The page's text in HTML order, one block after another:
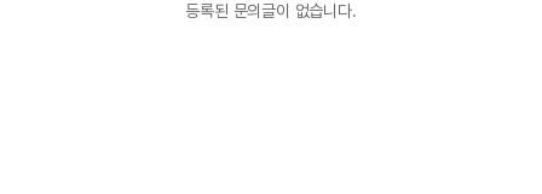
등록된 문의글이 없습니다.